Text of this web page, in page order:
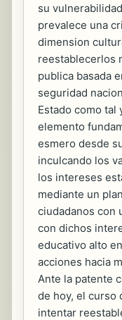
su
prevalece una
dimension
reestablecerlos
publica basada
seguridad
Estado como tal
elemento
esmero desde
inculcando los
los intereses
mediante un
ciudadanos con
con dichos
educativo alto
acciones hacia
Ante la patente
de hoy, el curso
intentar